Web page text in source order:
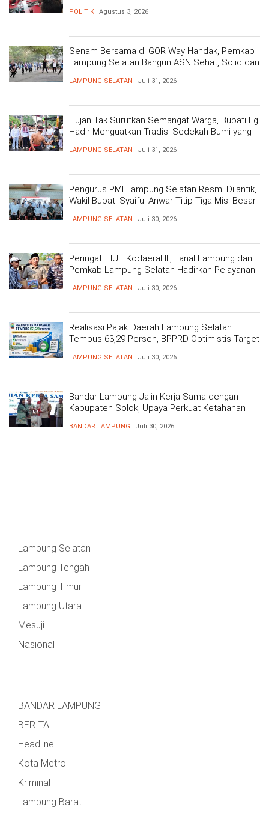
POLITIK Agustus 3, 2026
Senam Bersama di GOR Way Handak, Pemkab
Lampung Selatan Bangun ASN Sehat, Solid dan
LAMPUNG SELATAN Juli 31, 2026
Hujan Tak Surutkan Semangat Warga, Bupati Egi
Hadir Menguatkan Tradisi Sedekah Bumi yang
LAMPUNG SELATAN Juli 31, 2026
Pengurus PMI Lampung Selatan Resmi Dilantik,
Wakil Bupati Syaiful Anwar Titip Tiga Misi Besar
LAMPUNG SELATAN Juli 30, 2026
Peringati HUT Kodaeral III, Lanal Lampung dan
Pemkab Lampung Selatan Hadirkan Pelayanan
LAMPUNG SELATAN Juli 30, 2026
Realisasi Pajak Daerah Lampung Selatan
Tembus 63,29 Persen, BPPRD Optimistis Target
LAMPUNG SELATAN Juli 30, 2026
Bandar Lampung Jalin Kerja Sama dengan
Kabupaten Solok, Upaya Perkuat Ketahanan
BANDAR LAMPUNG Juli 30, 2026
Lampung Selatan
Lampung Tengah
Lampung Timur
Lampung Utara
Mesuji
Nasional
BANDAR LAMPUNG
BERITA
Headline
Kota Metro
Kriminal
Lampung Barat